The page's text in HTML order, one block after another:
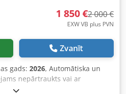
1 850 €2 000 €
EXW VB plus PVN
Zvanīt
gads: 2026, Automātiska un
nepārtraukts vai ar
vadāms režīms Dcsdpoyi Uq Uofx